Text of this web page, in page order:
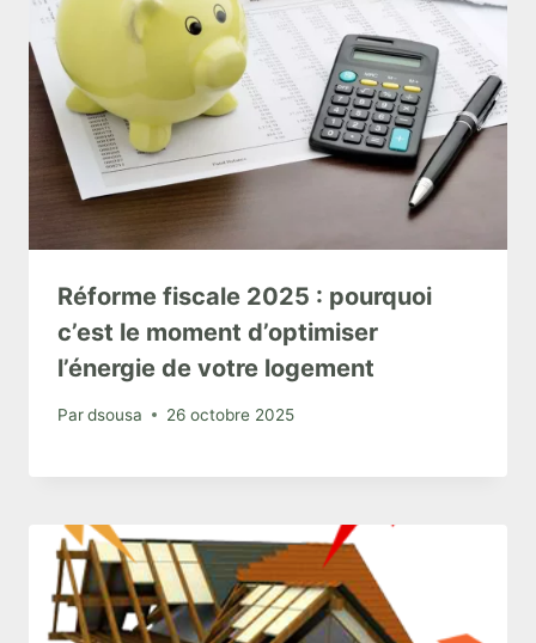
Réforme fiscale 2025 : pourquoi
c’est le moment d’optimiser
l’énergie de votre logement
Pardsousa 26 octobre 2025